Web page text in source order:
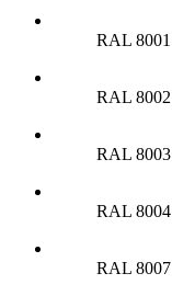
RAL 8001
RAL 8002
RAL 8003
RAL 8004
RAL 8007